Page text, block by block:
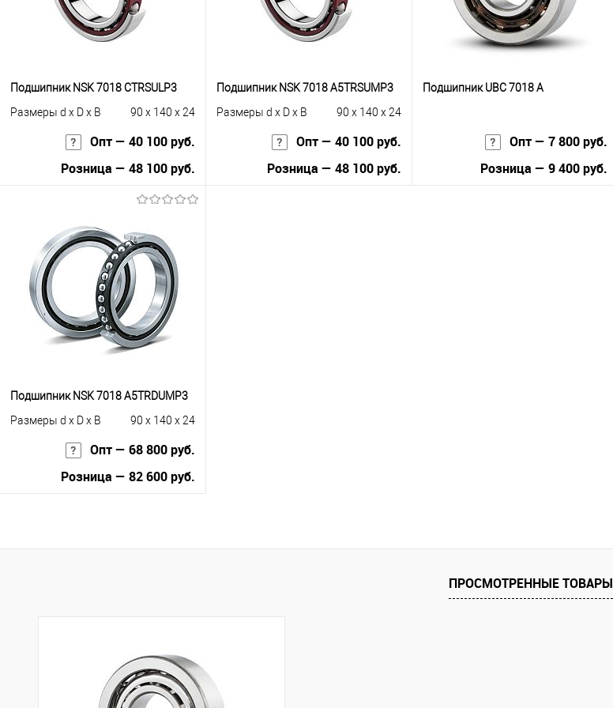
Подшипник NSK 7018 CTRSULP3
Размеры d x D x B
90 x 140 x 24
Опт — 40 100 руб.
Розница — 48 100 руб.
Купить в 1 клик
К сравнению
В избранное
Под заказ
Подшипник NSK 7018 A5TRSUMP3
Размеры d x D x B
90 x 140 x 24
Опт — 40 100 руб.
Розница — 48 100 руб.
Подшипник UBC 7018 A
Опт — 7 800 руб.
Розница — 9 400 руб.
Подшипник NSK 7018 A5TRDUMP3
Размеры d x D x B
90 x 140 x 24
Опт — 68 800 руб.
Розница — 82 600 руб.
ПРОСМОТРЕННЫЕ ТОВАРЫ